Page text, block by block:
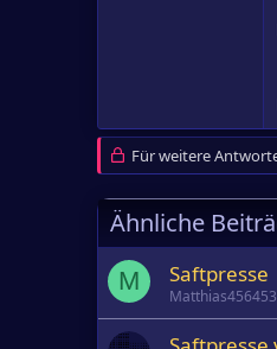
Für weitere
Ähnliche
M Saftpresse